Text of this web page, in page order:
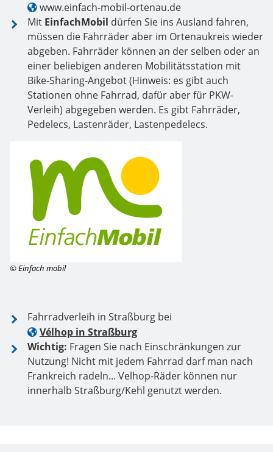
www.einfach-mobil-ortenau.de
Mit EinfachMobil dürfen Sie ins Ausland fahren,
müssen die Fahrräder aber im Ortenaukreis wieder
abgeben. Fahrräder können an der selben oder an
einer beliebigen anderen Mobilitätsstation mit
Bike-Sharing-Angebot (Hinweis: es gibt auch
Stationen ohne Fahrrad, dafür aber für PKW-
Verleih) abgegeben werden. Es gibt Fahrräder,
Pedelecs, Lastenräder, Lastenpedelecs.
© Einfach mobil
Fahrradverleih in Straßburg bei
Vélhop in Straßburg
Wichtig: Fragen Sie nach Einschränkungen zur
Nutzung! Nicht mit jedem Fahrrad darf man nach
Frankreich radeln... Velhop-Räder können nur
innerhalb Straßburg/Kehl genutzt werden.